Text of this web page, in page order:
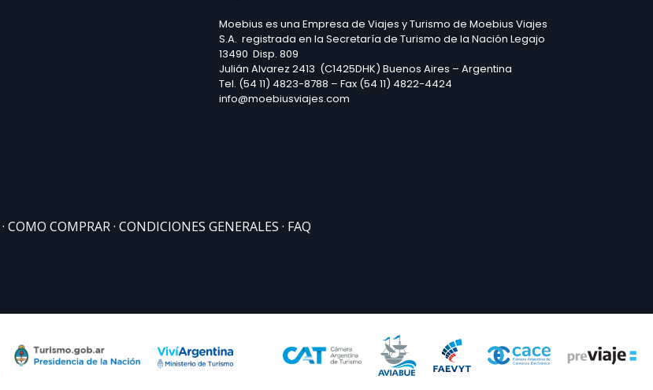
Moebius es una Empresa de Viajes y Turismo de Moebius Viajes
S.A. registrada en la Secretaría de Turismo de la Nación Legajo
13490 Disp. 809
Julián Alvarez 2413 (C1425DHK) Buenos Aires – Argentina
Tel. (54 11) 4823-8788 – Fax (54 11) 4822-4424
info@moebiusviajes.com
COMO COMPRAR CONDICIONES GENERALES FAQ